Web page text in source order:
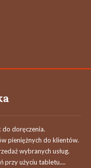
do doręczenia.
pieniężnych do klientów.
wybranych usług.
przy użyciu tabletu....